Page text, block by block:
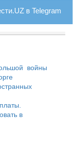
в Telegram
войны
в